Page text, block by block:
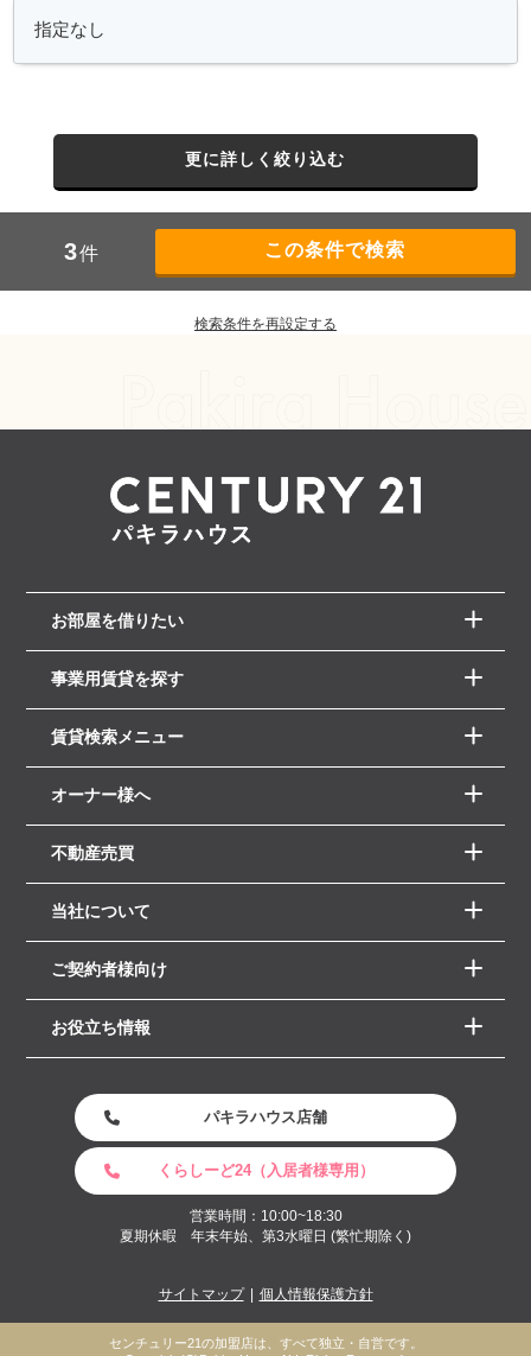
更に詳しく絞り込む
3件
検索条件を再設定する
お部屋を借りたい
事業用賃貸を探す
賃貸検索メニュー
オーナー様へ
不動産売買
当社について
ご契約者様向け
お役立ち情報
パキラハウス店舗
くらしーど24（入居者様専用）
営業時間：10:00~18:30
夏期休暇 年末年始、第3水曜日 (繁忙期除く)
サイトマップ 個人情報保護方針
センチュリー21の加盟店は、すべて独立・自営です。